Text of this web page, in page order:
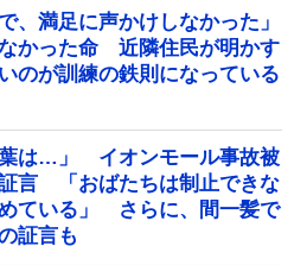
、満足に声かけしなかった」
かった命 近隣住民が明かす
のが訓練の鉄則になっている
葉は…」 イオンモール事故被
言 「おばたちは制止できな
ている」 さらに、間一髪で
証言も